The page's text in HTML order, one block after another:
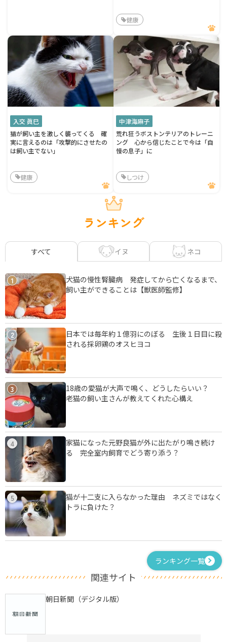
健康
入交 眞巳
猫が飼い主を激しく襲ってくる 確
実に言えるのは「攻撃的にさせたの
は飼い主でない」
健康
中津海麻子
荒れ狂うボストンテリアのトレーニ
ング 心から信じたことで今は「自
慢の息子」に
しつけ
ランキング
すべて イヌ ネコ
1
犬猫の慢性腎臓病 発症してから亡くなるまで、
飼い主ができることは【獣医師監修】
2
日本では毎年約１億羽にのぼる 生後１日目に殺
される採卵鶏のオスヒヨコ
3
18歳の愛猫が大声で鳴く、どうしたらいい？
老猫の飼い主さんが教えてくれた心構え
4
家猫になった元野良猫が外に出たがり鳴き続け
る 完全室内飼育でどう寄り添う？
5
猫が十二支に入らなかった理由 ネズミではなく
トラに負けた？
ランキング一覧
関連サイト
朝日新聞（デジタル版）